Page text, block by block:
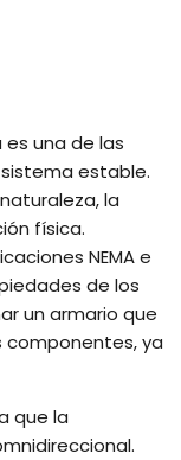
una de las
estable.
la
física.
NEMA e
de los
un armario que
componentes, ya
que la